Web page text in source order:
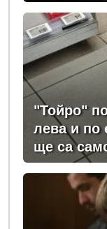
"Тойро"
лева и по
ще са